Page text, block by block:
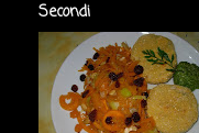
Secondi